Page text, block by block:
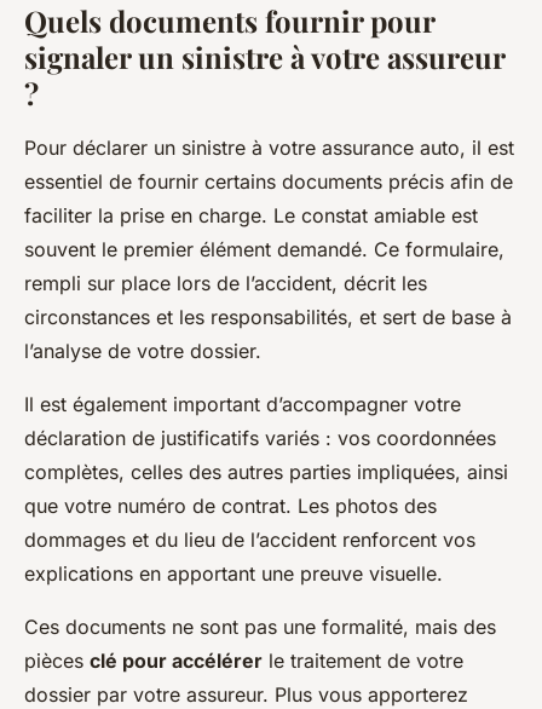
Quels documents fournir pour
signaler un sinistre à votre assureur
?
Pour déclarer un sinistre à votre assurance auto, il est
essentiel de fournir certains documents précis afin de
faciliter la prise en charge. Le constat amiable est
souvent le premier élément demandé. Ce formulaire,
rempli sur place lors de l’accident, décrit les
circonstances et les responsabilités, et sert de base à
l’analyse de votre dossier.
Il est également important d’accompagner votre
déclaration de justificatifs variés : vos coordonnées
complètes, celles des autres parties impliquées, ainsi
que votre numéro de contrat. Les photos des
dommages et du lieu de l’accident renforcent vos
explications en apportant une preuve visuelle.
Ces documents ne sont pas une formalité, mais des
pièces clé pour accélérer le traitement de votre
dossier par votre assureur. Plus vous apporterez